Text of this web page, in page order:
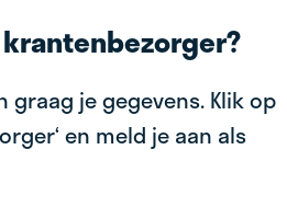
graag je gegevens. Klik op
en meld je aan als